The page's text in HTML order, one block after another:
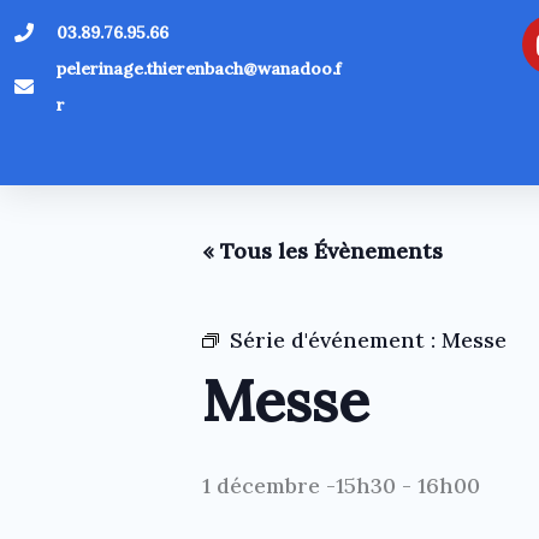
Aller
contenu
03.89.76.95.66
pelerinage.thierenbach@wanadoo.f
r
« Tous les Évènements
Série d'événement : Messe
Messe
1 décembre -15h30 - 16h00